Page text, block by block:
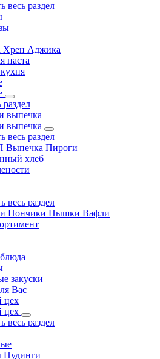
весь раздел
Хрен Аджика
паста
раздел
выпечка
выпечка
весь раздел
Выпечка Пироги
хлеб
весь раздел
Пончики Пышки Вафли
закуски
Вас
цех
цех
весь раздел
Пудинги